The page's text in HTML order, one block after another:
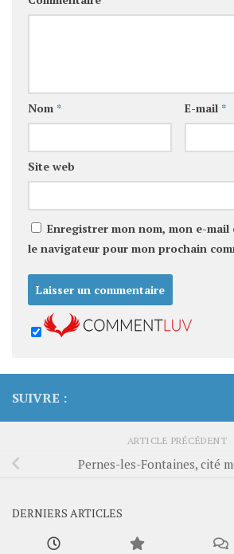
Nom * E-mail *
Site web
Enregistrer mon nom, mon e-mail
le navigateur pour mon prochain
SUIVRE :
ARTICLE PRÉCÉDENT
Pernes-les-Fontaines, cité
DERNIERS ARTICLES